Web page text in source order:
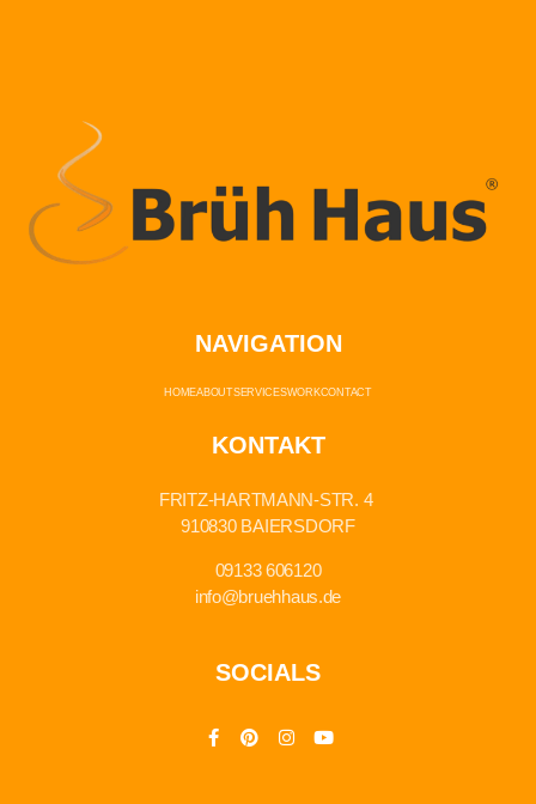
NAVIGATION
HOMEABOUTSERVICESWORKCONTACT
KONTAKT
FRITZ-HARTMANN-STR. 4
910830 BAIERSDORF
09133 606120
info@bruehhaus.de
SOCIALS